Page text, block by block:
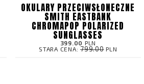
OKULARY PRZECIWSŁONECZNE
SMITH EASTBANK
CHROMAPOP POLARIZED
SUNGLASSES
399.00 PLN
STARA CENA:799.00PLN